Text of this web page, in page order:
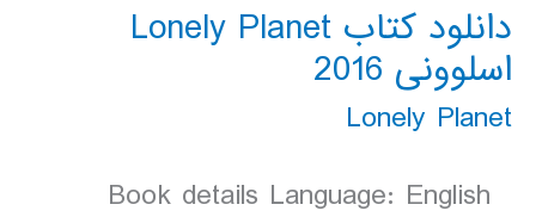
دانلود کتاب Lonely Planet
اسلوونی 2016
Lonely Planet
Book details Language: English